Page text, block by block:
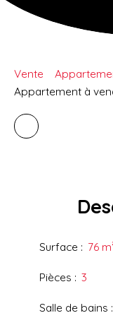
Vente
Appartement à
Surface : 76
Pièces : 3
Salle de bains :